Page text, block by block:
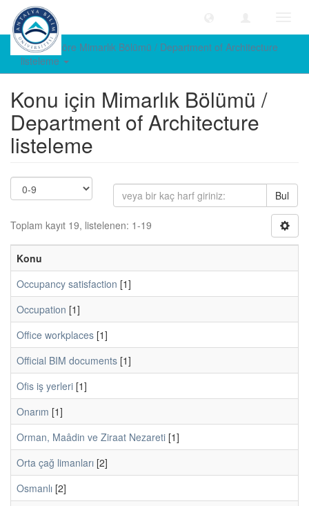
Konuya göre Mimarlık Bölümü / Department of Architecture
listeleme
Konu için Mimarlık Bölümü /
Department of Architecture
listeleme
Bul
Toplam kayıt 19, listelenen: 1-19
Konu
Occupancy satisfaction [1]
Occupation [1]
Office workplaces [1]
Official BIM documents [1]
Ofis iş yerleri [1]
Onarım [1]
Orman, Maâdin ve Ziraat Nezareti [1]
Orta çağ limanları [2]
Osmanlı [2]